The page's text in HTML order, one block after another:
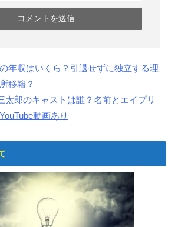
年収はいくら？引退せずに独立する理
移籍？
太郎のキャストは誰？名前とエイプリ
動画あり